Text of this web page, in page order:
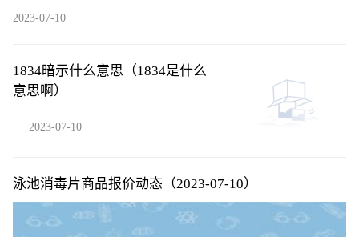
2023-07-10
1834暗示什么意思（1834是什么
意思啊）
2023-07-10
泳池消毒片商品报价动态（2023-07-10）